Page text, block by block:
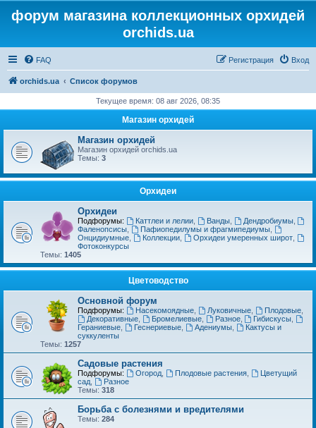
форум магазина коллекционных орхидей
orchids.ua
FAQ Вход
Регистрация
orchids.ua Список форумов
Текущее время: 08 авг 2026, 08:35
Магазин орхидей
Магазин орхидей
Магазин орхидей orchids.ua
Темы: 3
Орхидеи
Орхидеи
Подфорумы: Каттлеи и лелии, Ванды, Дендробиумы,
Фаленопсисы
Пафиопедилумы и фрагмипедиумы,
Онцидиумные
Коллекции, Орхидеи умеренных широт,
Фотоконкурсы
Темы: 1405
Цветоводство
Основной форум
Подфорумы: Насекомоядные, Луковичные, Плодовые,
Декоративные, Бромелиевые, Разное, Гибискусы
Гераниевые
Геснериевые, Адениумы,
Кактусы и
суккуленты
Темы: 1257
Садовые растения
Подфорумы: Огород, Плодовые растения,
Цветущий
сад
Разное
Темы: 318
Борьба с болезнями и вредителями
Темы: 284